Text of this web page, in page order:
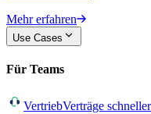
Mehr erfahren
Use Cases
Für Teams
VertriebVerträge